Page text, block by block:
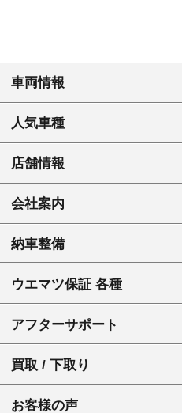
車両情報
人気車種
店舗情報
会社案内
納車整備
ウエマツ保証 各種
アフターサポート
買取 / 下取り
お客様の声